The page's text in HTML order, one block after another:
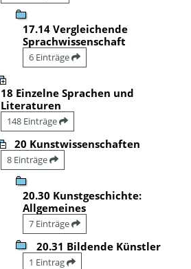
17.14 Vergleichende
Sprachwissenschaft
6 Einträge
18 Einzelne Sprachen und
Literaturen
148 Einträge
20 Kunstwissenschaften
8 Einträge
20.30 Kunstgeschichte:
Allgemeines
7 Einträge
20.31 Bildende Künstler
1 Eintrag